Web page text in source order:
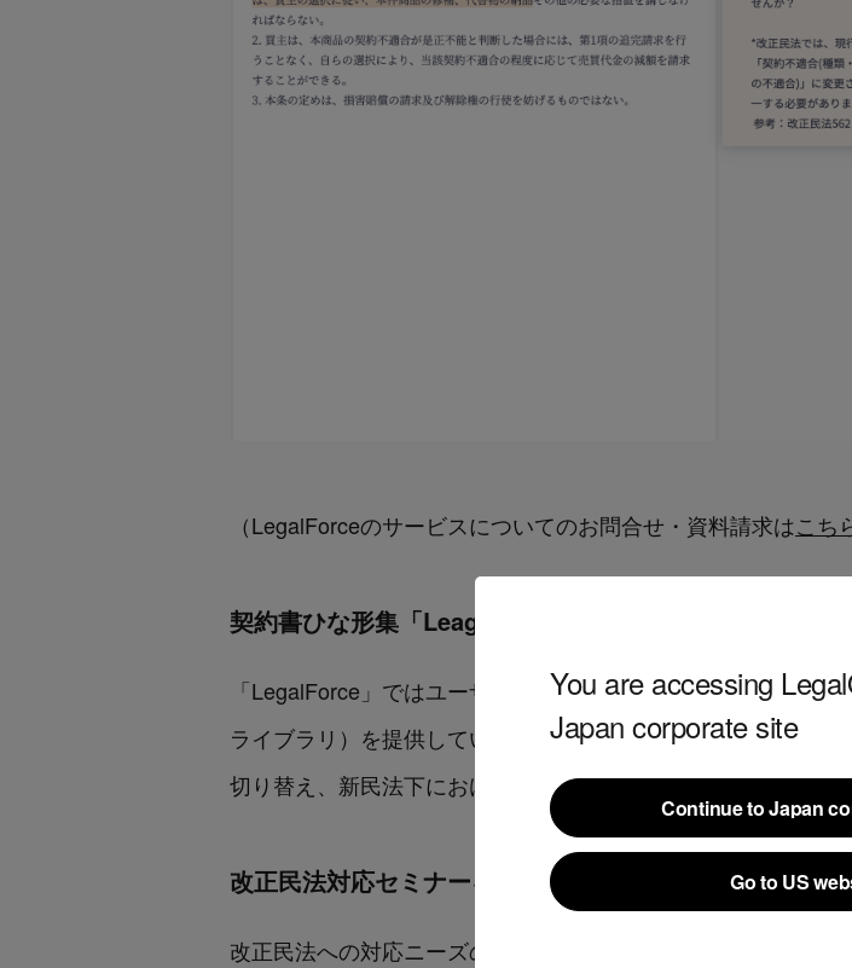
You are accessing
Japan corporate site
Continue to Japan
Continue to Japan
Go to US
Go to US
（LegalForceのサービスについてのお問合せ・資料請求はこち
契約書ひな形集「LeaglForceひな形」150種も改正民法に
「LegalForce」ではユーザーに、法律事務所ZeLoの作成した
ライブラリ）を提供しています。現在公開されている契約書
切り替え、新民法下における契約書作成業務を支援します。
改正民法対応セミナーを開催
改正民法への対応ニーズの高まりを受け、LegalForceでは